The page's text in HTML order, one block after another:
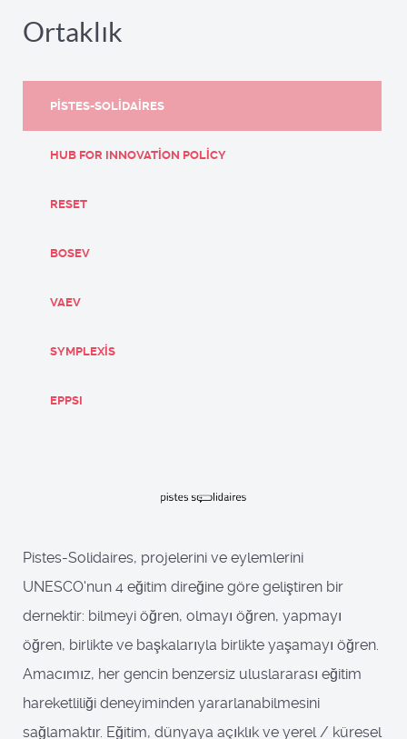
Ortaklık
PISTES-SOLIDAIRES
HUB FOR INNOVATION POLICY
RESET
BOSEV
VAEV
SYMPLEXIS
EPPSI
Pistes-Solidaires, projelerini ve eylemlerini
UNESCO'nun 4 eğitim direğine göre geliştiren bir
dernektir: bilmeyi öğren, olmayı öğren, yapmayı
öğren, birlikte ve başkalarıyla birlikte yaşamayı öğren.
Amacımız, her gencin benzersiz uluslararası eğitim
hareketliliği deneyiminden yararlanabilmesini
sağlamaktır. Eğitim, dünyaya açıklık ve yerel / küresel